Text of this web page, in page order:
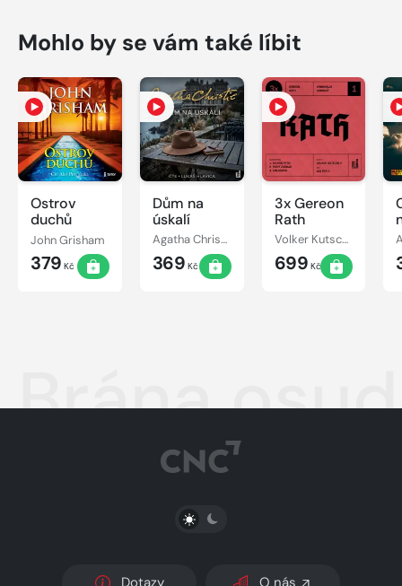
Mohlo by se vám také líbit
Ostrov
duchů
John Grisham
379 Kč
Dům na
úskalí
Agatha Christie
369 Kč
3x Gereon
Rath
Volker Kutscher
699 Kč
Brána
PŘEPNOUT SVĚTLÝ/TMAVÝ REŽIM
Dotazy O nás